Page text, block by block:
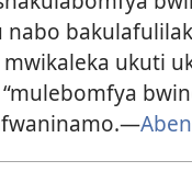
nabo
mwikaleka ukuti